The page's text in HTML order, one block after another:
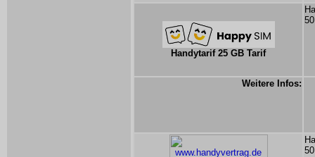
Handytarif 25 GB Tarif
Weitere Infos: